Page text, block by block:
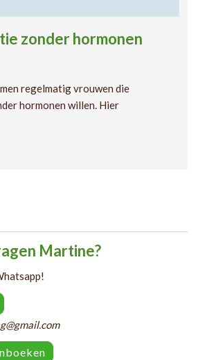
zonder hormonen
regelmatig vrouwen die
hormonen willen. Hier
Martine?